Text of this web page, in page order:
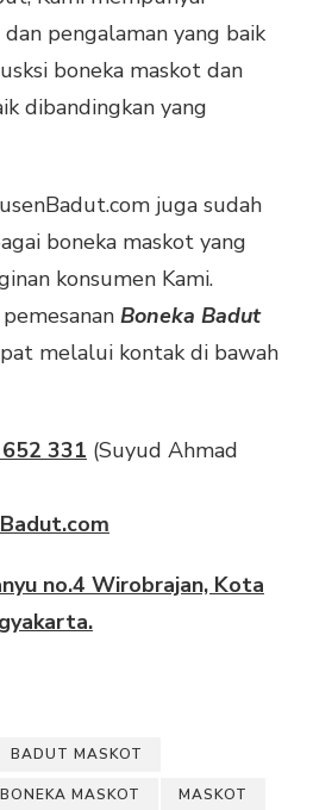
pengalaman yang baik
boneka maskot dan
dibandingkan yang
juga sudah
boneka maskot yang
konsumen Kami.
Boneka Badut
melalui kontak di bawah
331 (Suyud Ahmad
no.4 Wirobrajan, Kota
BADUT MASKOT
BONEKA MASKOT MASKOT